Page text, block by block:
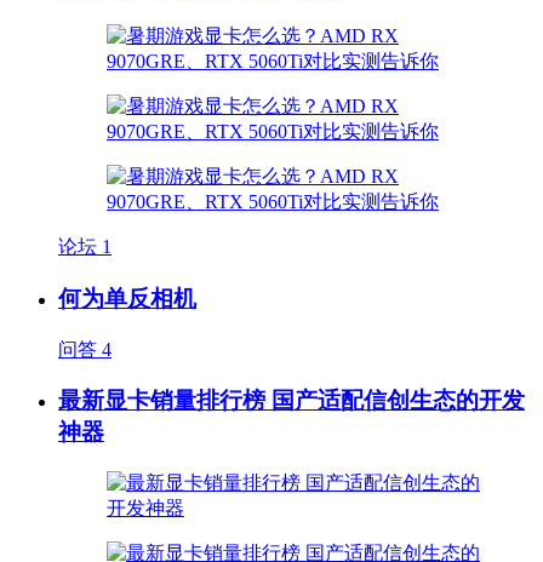
论坛 1
何为单反相机
问答 4
最新显卡销量排行榜 国产适配信创生态的开发
神器